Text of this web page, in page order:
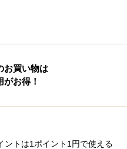
お買い物は
お得！
ントは1ポイント1円で使える